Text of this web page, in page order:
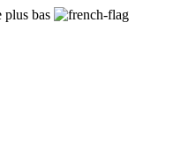
plus bas